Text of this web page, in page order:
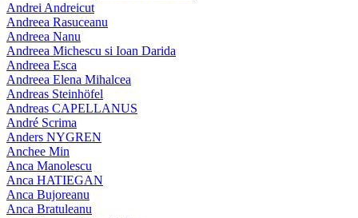
Andrei Andreicut
Andreea Rasuceanu
Andreea Nanu
Andreea Michescu si Ioan Darida
Andreea Esca
Andreea Elena Mihalcea
Andreas Steinhöfel
Andreas CAPELLANUS
André Scrima
Anders NYGREN
Anchee Min
Anca Manolescu
Anca HATIEGAN
Anca Bujoreanu
Anca Bratuleanu